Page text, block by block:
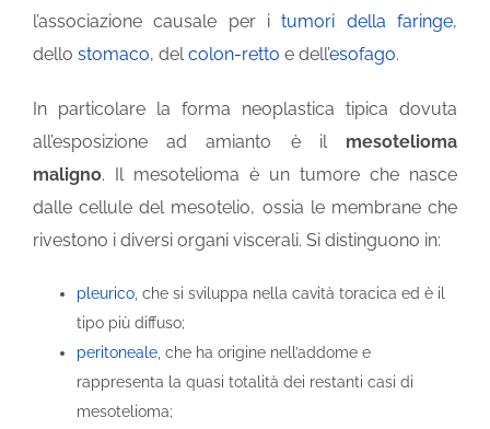
l’associazione causale per itumori della faringe,
dello stomaco, del colon-retto e dell’esofago.
In particolare la forma neoplastica tipica dovuta
all’esposizione ad amianto è il mesotelioma
maligno. Il mesotelioma è un tumore che nasce
dalle cellule del mesotelio, ossia le membrane che
rivestono i diversi organi viscerali. Si distinguono in:
pleurico , che si sviluppa nella cavità toracica ed è il
tipo più diffuso;
peritoneale , che ha origine nell’addome e
rappresenta la quasi totalità dei restanti casi di
mesotelioma;